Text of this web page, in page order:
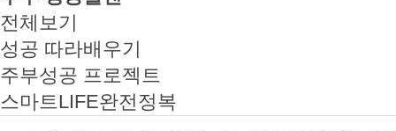
전체보기
성공 따라배우기
주부성공 프로젝트
스마트LIFE완전정복